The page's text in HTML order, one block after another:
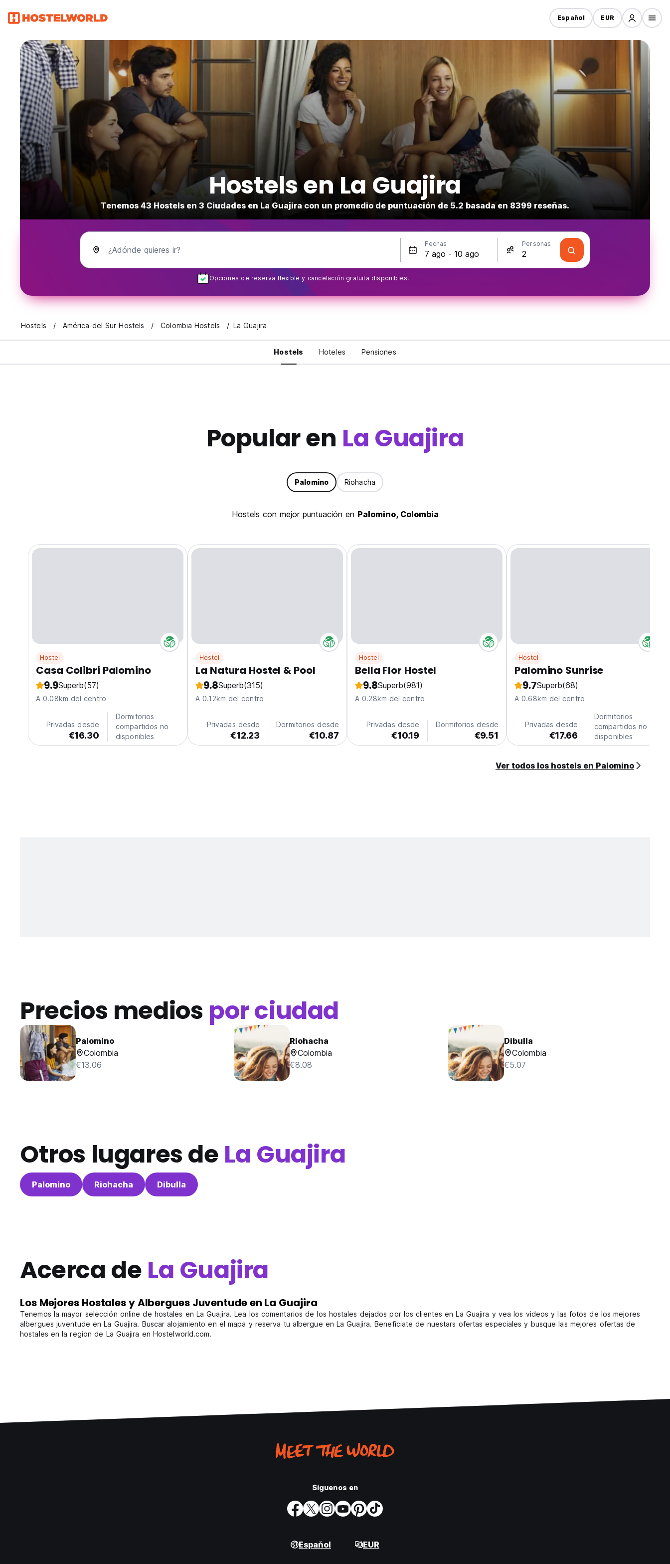
Español EUR
Hostels en La Guajira
Tenemos 43 Hostels en 3 Ciudades en La Guajira con un promedio de puntuación de 5.2 basada en 8399 reseñas.
¿Adónde quieres ir?
Fechas Personas
Opciones de reserva flexible y cancelación gratuita disponibles.
Hostels América del Sur Hostels Colombia Hostels La Guajira
Hostels Hoteles Pensiones
Popular en La Guajira
Palomino Riohacha
hostels con mejor puntuación en Palomino, Colombia
Hostel
Casa Colibri Palomino
9.9Superb(57)
A 0.08km del centro
Privadas desde
€16.30
Dormitorios
compartidos no
disponibles
Hostel
La Natura Hostel & Pool
9.8Superb(315)
A 0.12km del centro
Privadas desde
€12.23
Dormitorios desde
€10.87
Hostel
Bella Flor Hostel
9.8Superb(981)
A 0.28km del centro
Privadas desde
€10.19
Dormitorios desde
€9.51
Hostel
Palomino Sunrise
9.7Superb(68)
A 0.68km del centro
Privadas desde
€17.66
Dormitorios
compartidos no
disponibles
Ver todos los hostels en Palomino
Precios medios por ciudad
Palomino
Colombia
€13.06
Riohacha
Colombia
€8.08
Dibulla
Colombia
€5.07
Otros lugares de La Guajira
Palomino Riohacha Dibulla
Acerca de La Guajira
Los Mejores Hostales y Albergues Juventude en La Guajira
Tenemos la mayor selección online de hostales en La Guajira. Lea los comentarios de los hostales dejados por los clientes en La Guajira y vea los videos y las fotos de los mejores
albergues juventude en La Guajira. Buscar alojamiento en el mapa y reserva tu albergue en La Guajira. Benefíciate de nuestars ofertas especiales y busque las mejores ofertas de
hostales en la region de La Guajira en Hostelworld.com.
Síguenos en
Español EUR